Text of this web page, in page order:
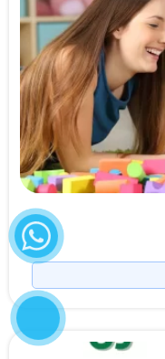
واتساب
إتصل
الآن